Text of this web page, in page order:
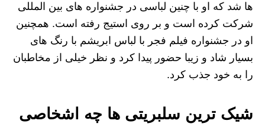
ها شد که او با چنین لباسی در جشنواره های بین المللی
شرکت کرده است و بر روی استیج رفته است. همچنین
او در جشنواره فیلم فجر با لباس ابریشم با رنگ های
بسیار شاد و زیبا حضور پیدا کرد و نظر خیلی از مخاطبان
را به خود جذب کرد.
شیک ترین سلبریتی ها چه اشخاصی